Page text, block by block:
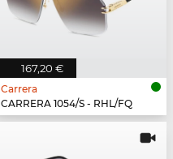
167,20 €
Carrera
CARRERA 1054/S - RHL/FQ